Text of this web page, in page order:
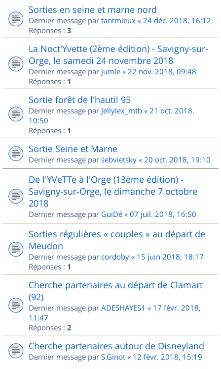
Sorties en seine et marne nord
Dernier message par tantmieux « 24 déc. 2018, 16:12
Réponses : 3
La Noct'Yvette (2ème édition) - Savigny-sur-
Orge, le samedi 24 novembre 2018
Dernier message par jumle « 22 nov. 2018, 09:48
Réponses : 1
Sortie forêt de l'hautil 95
Dernier message par Jellylex_mtb « 21 oct. 2018,
10:50
Réponses : 1
Sortie Seine et Marne
Dernier message par sebvietsky « 20 oct. 2018, 19:10
De l'YVeTTe à l'Orge (13ème édition) -
Savigny-sur-Orge, le dimanche 7 octobre
2018
Dernier message par GuiDé « 07 juil. 2018, 16:50
Sorties régulières « couples » au départ de
Meudon
Dernier message par cordoby « 15 juin 2018, 18:17
Réponses : 1
Cherche partenaires au départ de Clamart
(92)
Dernier message par ADESHAYES1 « 17 févr. 2018,
11:47
Réponses : 2
Cherche partenaires autour de Disneyland
Dernier message par S.Ginot « 12 févr. 2018, 15:19